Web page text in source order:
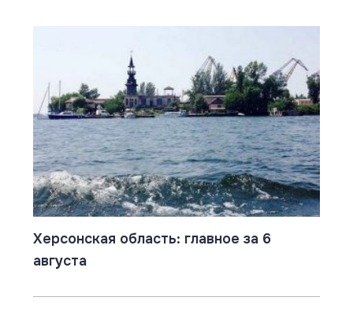
Херсонская область: главное за 6
августа